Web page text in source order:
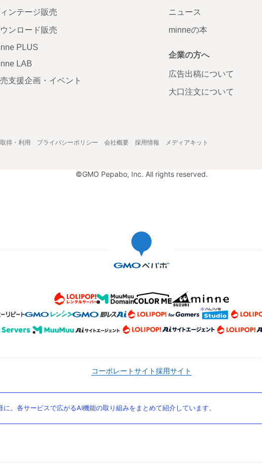
ンテージ販売
ンロード販売
PLUS
LAB
支援企画・イベント
ニュース
minneの本
企業の方へ
広告出稿について
大口注文について
得・利用 プライバシーポリシー 会社概要 採用情報 メディアキット
©GMO Pepabo, Inc. All rights reserved.
コーポレートサイト採用サイト
。各サービスで広がるAI機能の取り組みをまとめて紹介しています。